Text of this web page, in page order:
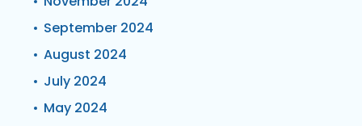
September 2024
August 2024
July 2024
May 2024